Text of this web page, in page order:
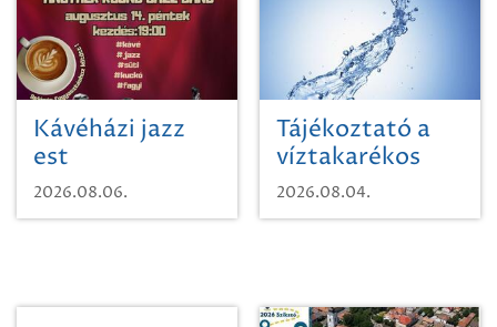
Kávéházi jazz
est
2026.08.06.
Tájékoztató a
víztakarékos
vízhasználatról
2026.08.04.